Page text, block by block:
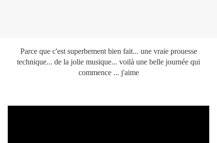
Parce que c'est superbement bien fait... une vraie prouesse
technique... de la jolie musique... voilà une belle journée qui
commence ... j'aime